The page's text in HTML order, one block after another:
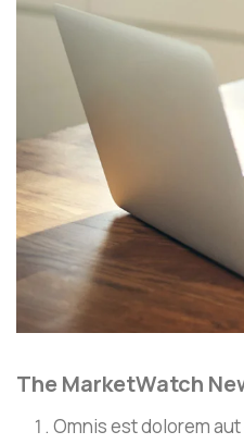
The MarketWatch
Omnis est dolorem